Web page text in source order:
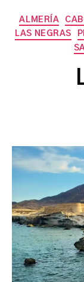
ALMERÍA
LAS NEGRAS